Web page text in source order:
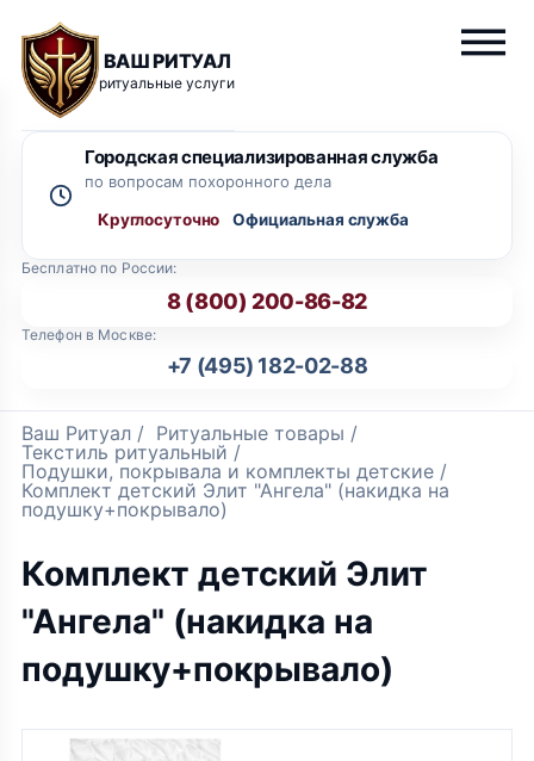
ВАШ РИТУАЛ
ритуальные услуги
Бесплатно по России:
8 (800) 200-86-82
Телефон в Москве:
+7 (495) 182-02-88
Городская специализированная служба
по вопросам похоронного дела
Круглосуточно
Ваш Ритуал / Ритуальные товары /
Текстиль ритуальный /
Подушки, покрывала и комплекты детские /
Комплект детский Элит "Ангела" (накидка на
подушку+покрывало)
Комплект детский Элит
"Ангела" (накидка на
подушку+покрывало)